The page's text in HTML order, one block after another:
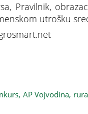
Pravilnik,
utrošku
AP Vojvodina,